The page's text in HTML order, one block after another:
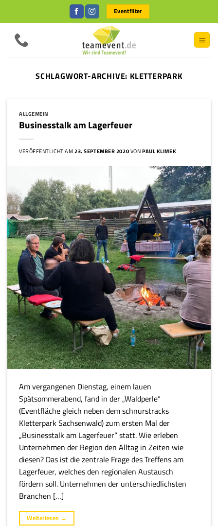
Eventfilter
SCHLAGWORT-ARCHIVE: KLETTERPARK
ALLGEMEIN
Businesstalk am Lagerfeuer
VERÖFFENTLICHT AM23. SEPTEMBER 2020VONPAUL KLIMEK
Am vergangenen Dienstag, einem lauen
Spätsommerabend, fand in der „Waldperle“
(Eventfläche gleich neben dem schnurstracks
Kletterpark Sachsenwald) zum ersten Mal der
„Businesstalk am Lagerfeuer“ statt. Wie erleben
Unternehmen der Region den Alltag in Zeiten wie
diesen? Das ist die zentrale Frage des Treffens am
Lagerfeuer, welches den regionalen Austausch
fördern soll. Unternehmen der unterschiedlichsten
Branchen […]
Weiterlesen →